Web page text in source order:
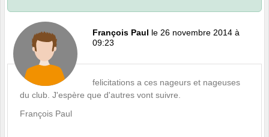
François Paul le 26 novembre 2014 à
09:23
felicitations a ces nageurs et nageuses
du club. J'espère que d'autres vont suivre.
François Paul